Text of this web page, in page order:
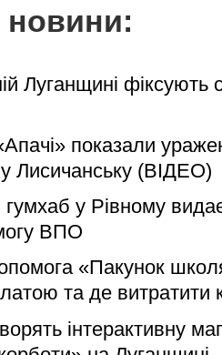
новини:
Луганщині фіксують
показали
у Лисичанську (ВІДЕО)
гумхаб у Рівному
ВПО
«Пакунок
та де витратити
інтерактивну